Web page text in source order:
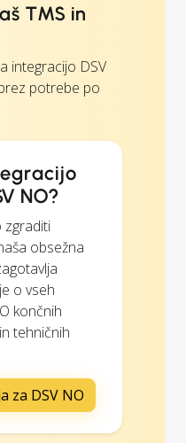
TMS in
integracijo DSV
potrebe po
NO?
zgraditi
obsežna
o vseh
končnih
tehničnih
za DSV NO